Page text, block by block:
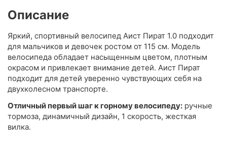
Описание
Яркий, спортивный велосипед Аист Пират 1.0 подходит
для мальчиков и девочек ростом от 115 см. Модель
велосипеда обладает насыщенным цветом, плотным
окрасом и привлекает внимание детей. Аист Пират
подходит для детей уверенно чувствующих себя на
двухколесном транспорте.
Отличный первый шаг к горному велосипеду: ручные
тормоза, динамичный дизайн, 1 скорость, жесткая
вилка.